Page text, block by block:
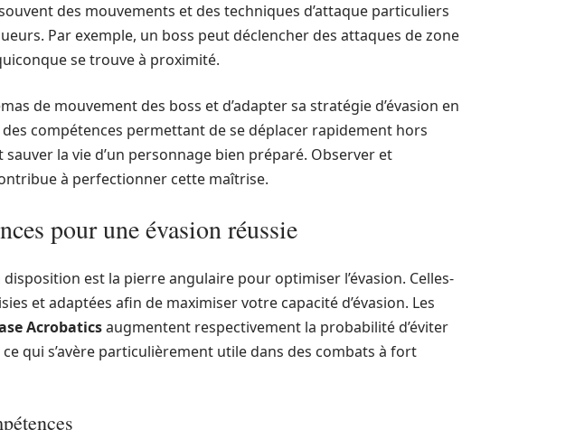
des mouvements et des techniques d’attaque particuliers
Par exemple, un boss peut déclencher des attaques de zone
se trouve à proximité.
de mouvement des boss et d’adapter sa stratégie d’évasion en
compétences permettant de se déplacer rapidement hors
sauver la vie d’un personnage bien préparé. Observer et
à perfectionner cette maîtrise.
pour une évasion réussie
est la pierre angulaire pour optimiser l’évasion. Celles-
et adaptées afin de maximiser votre capacité d’évasion. Les
Acrobaticsaugmentent respectivement la probabilité d’éviter
qui s’avère particulièrement utile dans des combats à fort